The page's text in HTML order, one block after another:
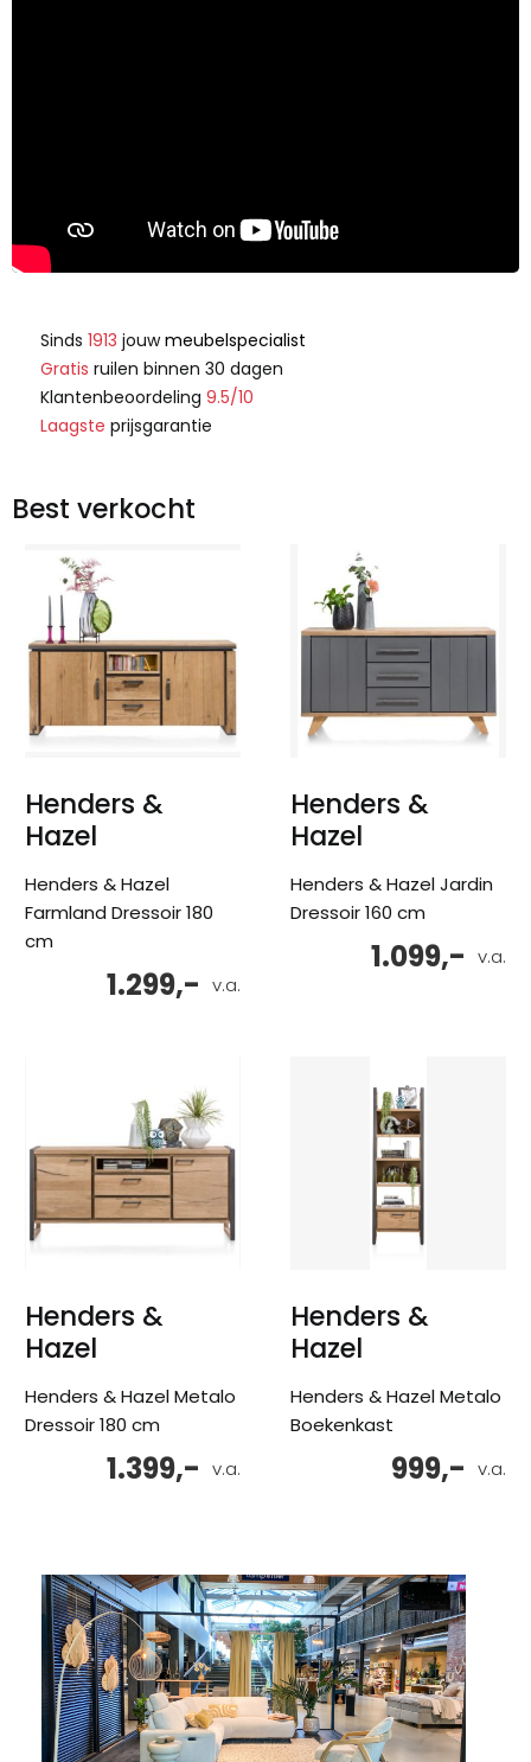
Sinds 1913 jouwmeubelspecialist
Gratis ruilen binnen 30 dagen
Klantenbeoordeling 9.5/10
Laagste prijsgarantie
Best verkocht
Henders &
Hazel
Henders & Hazel
Farmland Dressoir 180
cm
v.a.
1.299,-
Henders &
Hazel
Henders & Hazel Jardin
Dressoir 160 cm
v.a.
1.099,-
Henders &
Hazel
Henders & Hazel Metalo
Dressoir 180 cm
v.a.
1.399,-
Henders &
Hazel
Henders & Hazel Metalo
Boekenkast
v.a.
999,-